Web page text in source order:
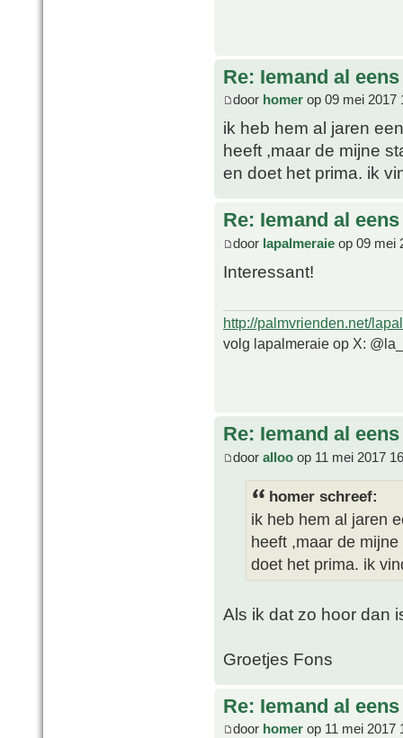
Re: Iemand al
door homer op 09 mei 2017
ik heb hem al jaren
heeft ,maar de mijne
en doet het prima. ik
Re: Iemand al
door lapalmeraie op 09 mei
Interessant!
http://palmvrienden.net/
volg lapalmeraie op X:
Re: Iemand al
door alloo op 11 mei 2017
homer schreef:
ik heb hem al jaren
heeft ,maar de
doet het prima. ik
Als ik dat zo hoor dan
Groetjes Fons
Re: Iemand al
door homer op 11 mei 2017